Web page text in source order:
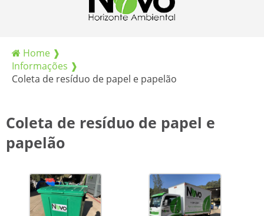
Home ❱
Informações ❱
Coleta de resíduo de papel e papelão
Coleta de resíduo de papel e
papelão